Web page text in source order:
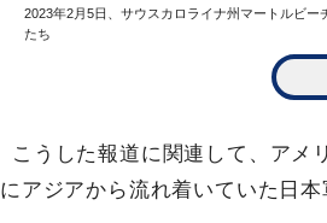
2023年2月5日、サウスカロライナ州マートルビ
たち
こうした報道に関連して、アメ
にアジアから流れ着いていた日本